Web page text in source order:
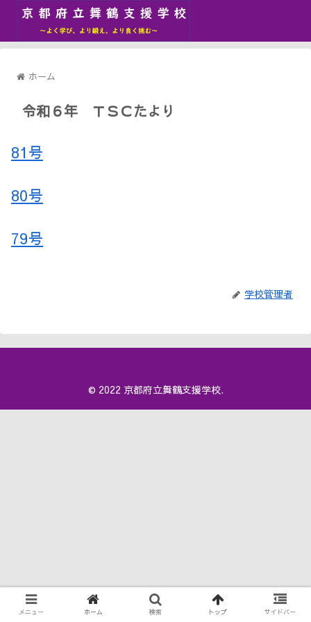
ホーム
令和６年 ＴＳＣたより
81号
80号
79号
学校管理者
© 2022 京都府立舞鶴支援学校.
メニュー ホーム 検索 トップ サイドバー